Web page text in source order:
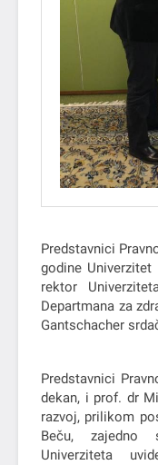
Predstavnici
godine
rektor
Departmana za
Gantschacher
Predstavnici
dekan, i prof. dr
razvoj, prilikom
Beču, zajedno
Univerziteta